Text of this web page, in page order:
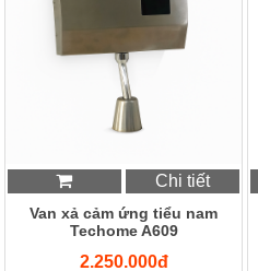
Chi tiết
Van xả cảm ứng tiểu nam
Techome A609
2.250.000đ